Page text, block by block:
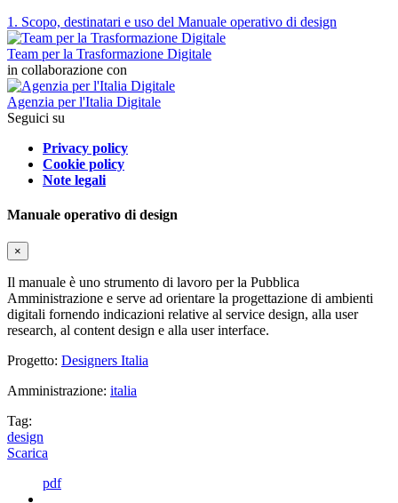
1. Scopo, destinatari e uso del Manuale operativo di design
Team per la Trasformazione Digitale
in collaborazione con
Agenzia per l'Italia Digitale
Seguici su
Privacy policy
Cookie policy
Note legali
Manuale operativo di design
×
Il manuale è uno strumento di lavoro per la Pubblica
Amministrazione e serve ad orientare la progettazione di ambienti
digitali fornendo indicazioni relative al service design, alla user
research, al content design e alla user interface.
Progetto: Designers Italia
Amministrazione: italia
Tag:
design
Scarica
pdf